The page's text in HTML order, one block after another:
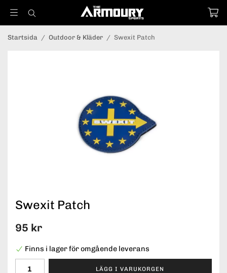
Startsida / Outdoor & Kläder / Swexit Patch
Swexit Patch
95 kr
Finns i lager för omgående leverans
LÄGG I VARUKORGEN